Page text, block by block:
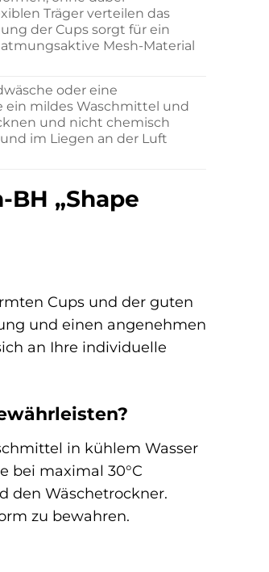
Träger verteilen das
der Cups sorgt für ein
Mesh-Material
oder eine
ein mildes Waschmittel und
und nicht chemisch
im Liegen an der Luft
„Shape
Cups und der guten
und einen angenehmen
an Ihre individuelle
in kühlem Wasser
bei maximal 30°C
den Wäschetrockner.
zu bewahren.